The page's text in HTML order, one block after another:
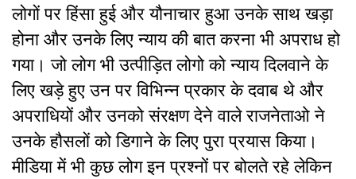
लोगों पर हिंसा हुई और यौनाचार हुआ उनके साथ खड़ा
होना और उनके लिए न्याय की बात करना भी अपराध हो
गया। जो लोग भी उत्पीड़ित लोगो को न्याय दिलवाने के
लिए खड़े हुए उन पर विभिन्न प्रकार के दवाब थे और
अपराधियों और उनको संरक्षण देने वाले राजनेताओ ने
उनके हौसलों को डिगाने के लिए पुरा प्रयास किया।
मीडिया में भी कुछ लोग इन प्रश्नों पर बोलते रहे लेकिन